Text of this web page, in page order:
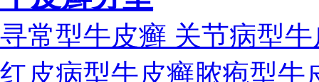
寻常型牛皮癣 关节病型
红皮病型牛皮癣脓疱型牛